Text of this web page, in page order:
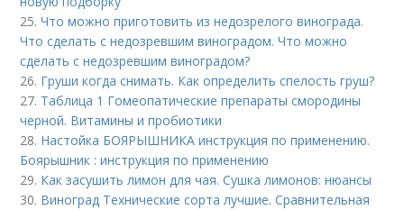
25.Что можно приготовить из недозрелого винограда.
Что сделать с недозревшим виноградом. Что можно
сделать с недозревшим виноградом?
26. Груши когда снимать. Как определить спелость груш?
27. Таблица 1 Гомеопатические препараты смородины
черной. Витамины и пробиотики
28. Настойка БОЯРЫШНИКА инструкция по применению.
Боярышник : инструкция по применению
29. Как засушить лимон для чая. Сушка лимонов: нюансы
30. Виноград Технические сорта лучшие. Сравнительная